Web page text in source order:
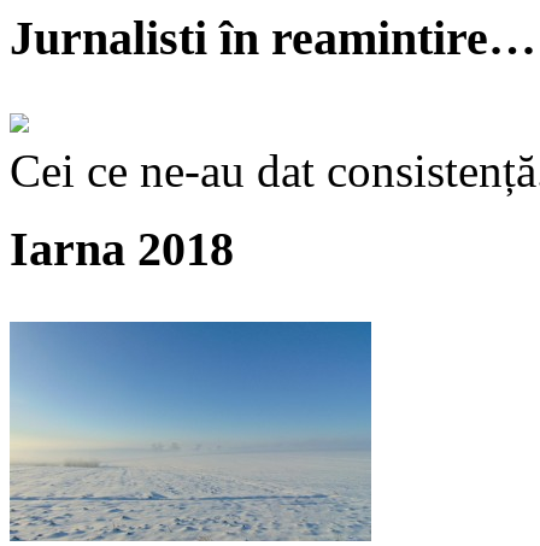
Jurnalisti în reamintire…
Cei ce ne-au dat
Iarna 2018